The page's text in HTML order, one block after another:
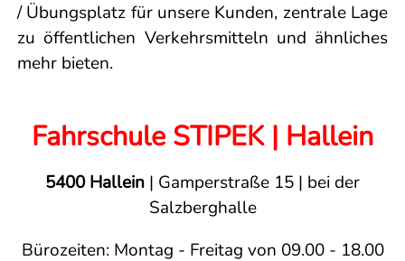
/ Übungsplatz für unsere Kunden, zentrale Lage
zu öffentlichen Verkehrsmitteln und ähnliches
mehr bieten.
Fahrschule STIPEK | Hallein
5400 Hallein | Gamperstraße 15 | bei der
Salzberghalle
Bürozeiten: Montag - Freitag von 09.00 - 18.00